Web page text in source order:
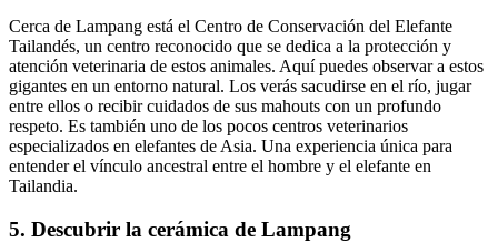
Cerca de Lampang está el Centro de Conservación del Elefante
Tailandés, un centro reconocido que se dedica a la protección y
atención veterinaria de estos animales. Aquí puedes observar a estos
gigantes en un entorno natural. Los verás sacudirse en el río, jugar
entre ellos o recibir cuidados de sus mahouts con un profundo
respeto. Es también uno de los pocos centros veterinarios
especializados en elefantes de Asia. Una experiencia única para
entender el vínculo ancestral entre el hombre y el elefante en
Tailandia.
5. Descubrir la cerámica de Lampang